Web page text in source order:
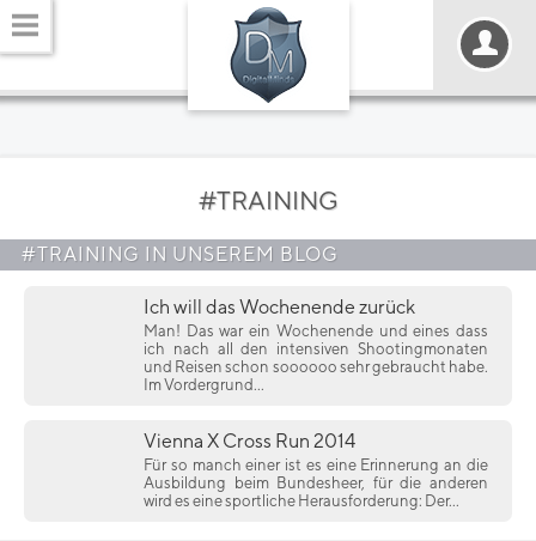
#TRAINING
#TRAINING IN UNSEREM BLOG
Ich will das Wochenende zurück
Man! Das war ein Wochenende und eines dass
ich nach all den intensiven Shootingmonaten
und Reisen schon soooooo sehr gebraucht habe.
Im Vordergrund...
Vienna X Cross Run 2014
Für so manch einer ist es eine Erinnerung an die
Ausbildung beim Bundesheer, für die anderen
wird es eine sportliche Herausforderung: Der...